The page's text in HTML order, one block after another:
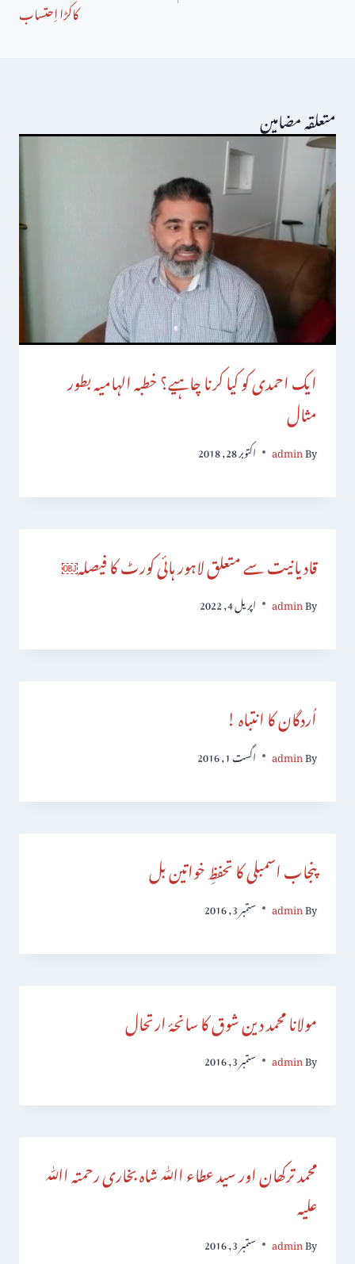
کاکڑا اِحتساب
متعلقہ مضامین
ایک احمدی کو کیا کرنا چاہیے؟ خطبہ الہامیہ بطور
مثال
By
admin اکتوبر 28, 2018
قادیانیت سے متعلق لاہور ہائی کورٹ کا فیصلہ￼
By
admin اپریل 4, 2022
اُردگان کا انتباہ !
By
admin اگست 1, 2016
پنجاب اسمبلی کا تحفظِ خواتین بل
By
admin ستمبر 3, 2016
مولانا محمد دین شوق کا سانحۂ ارتحال
By
admin ستمبر 3, 2016
محمد ترکھان اور سید عطاء اﷲ شاہ بخاری رحمتہ اﷲ
علیہ
By
admin ستمبر 3, 2016